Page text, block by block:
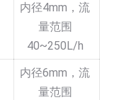
内径4mm，流
量范围
40~250L/h
内径6mm，流
量范围